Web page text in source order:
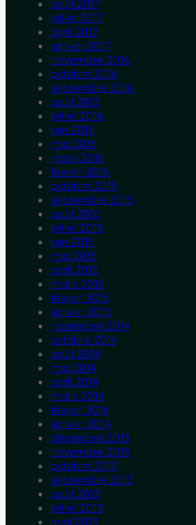
août 2017
juillet 2017
avril 2017
janvier 2017
novembre 2016
octobre 2016
septembre 2016
août 2016
juillet 2016
juin 2016
mai 2016
mars 2016
février 2016
octobre 2015
septembre 2015
août 2015
juillet 2015
juin 2015
mai 2015
avril 2015
mars 2015
février 2015
janvier 2015
novembre 2014
octobre 2014
août 2014
mai 2014
avril 2014
mars 2014
février 2014
janvier 2014
décembre 2013
novembre 2013
octobre 2013
septembre 2013
août 2013
juillet 2013
avril 2013